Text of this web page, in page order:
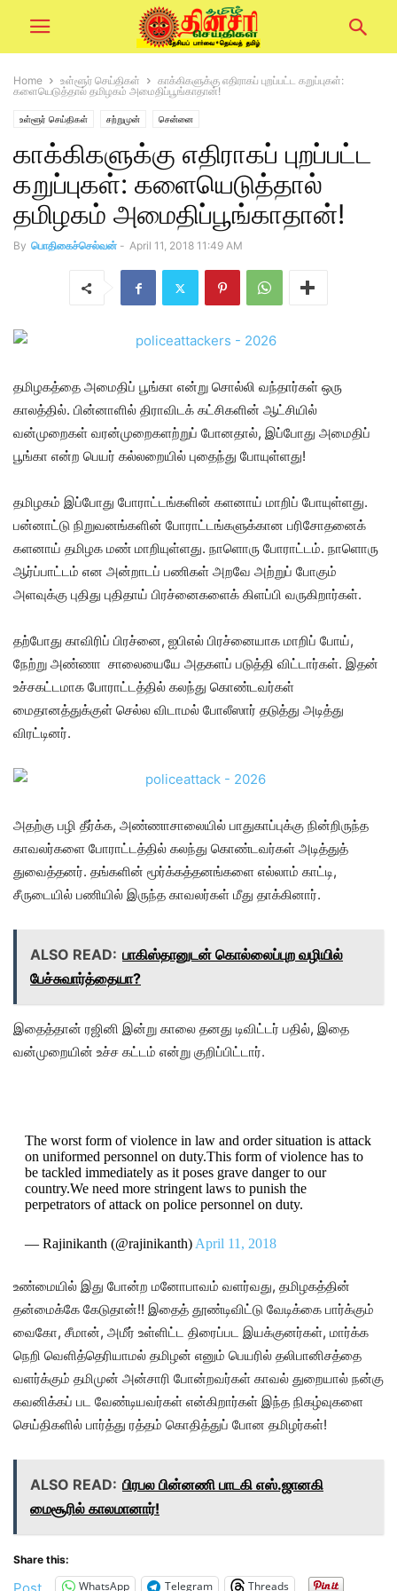
Home உள்ளூர் செய்திகள்
காக்கிகளுக்கு எதிராகப் புறப்பட்ட கறுப்புகள்:
களையெடுத்தால் தமிழகம் அமைதிப்பூங்காதான்!
உள்ளூர் செய்திகள் சற்றுமுன் சென்னை
காக்கிகளுக்கு எதிராகப் புறப்பட்ட
கறுப்புகள்: களையெடுத்தால்
தமிழகம் அமைதிப்பூங்காதான்!
By பொதிகைச்செல்வன் - April 11, 2018 11:49 AM
தமிழகத்தை அமைதிப் பூங்கா என்று சொல்லி வந்தார்கள் ஒரு
காலத்தில். பின்னாளில் திராவிடக் கட்சிகளின் ஆட்சியில்
வன்முறைகள் வரன்முறைகளற்றுப் போனதால், இப்போது அமைதிப்
பூங்கா என்ற பெயர் கல்லறையில் புதைந்து போயுள்ளது!
தமிழகம் இப்போது போராட்டங்களின் களனாய் மாறிப் போயுள்ளது.
பன்னாட்டு நிறுவனங்களின் போராட்டங்களுக்கான பரிசோதனைக்
களனாய் தமிழக மண் மாறியுள்ளது. நாளொரு போராட்டம். நாளொரு
ஆர்ப்பாட்டம் என அன்றாடப் பணிகள் அறவே அற்றுப் போகும்
அளவுக்கு புதிது புதிதாய் பிரச்னைகளைக் கிளப்பி வருகிறார்கள்.
தற்போது காவிரிப் பிரச்னை, ஐபிஎல் பிரச்னையாக மாறிப் போய்,
நேற்று அண்ணா சாலையையே அதகளப் படுத்தி விட்டார்கள். இதன்
உச்சகட்டமாக போராட்டத்தில் கலந்து கொண்டவர்கள்
மைதானத்துக்குள் செல்ல விடாமல் போலீஸார் தடுத்து அடித்து
விரட்டினர்.
அதற்கு பழி தீர்க்க, அண்ணாசாலையில் பாதுகாப்புக்கு நின்றிருந்த
காவலர்களை போராட்டத்தில் கலந்து கொண்டவர்கள் அடித்துத்
துவைத்தனர். தங்களின் மூர்க்கத்தனங்களை எல்லாம் காட்டி,
சீருடையில் பணியில் இருந்த காவலர்கள் மீது தாக்கினார்.
ALSO READ: பாகிஸ்தானுடன் கொல்லைப்புற வழியில்
பேச்சுவார்த்தையா?
இதைத்தான் ரஜினி இன்று காலை தனது டிவிட்டர் பதில், இதை
வன்முறையின் உச்ச கட்டம் என்று குறிப்பிட்டார்.
The worst form of violence in law and order situation is attack
on uniformed personnel on duty.This form of violence has to
be tackled immediately as it poses grave danger to our
country.We need more stringent laws to punish the
perpetrators of attack on police personnel on duty.
— Rajinikanth (@rajinikanth) April 11, 2018
உண்மையில் இது போன்ற மனோபாவம் வளர்வது, தமிழகத்தின்
தன்மைக்கே கேடுதான்!! இதைத் தூண்டிவிட்டு வேடிக்கை பார்க்கும்
வைகோ, சீமான், அமீர் உள்ளிட்ட திரைப்பட இயக்குனர்கள், மார்க்க
நெறி வெளித்தெரியாமல் தமிழன் எனும் பெயரில் தலிபானிசத்தை
வளர்க்கும் தமிமுன் அன்சாரி போன்றவர்கள் காவல் துறையால் நன்கு
கவனிக்கப் பட வேண்டியவர்கள் என்கிறார்கள் இந்த நிகழ்வுகளை
செய்திகளில் பார்த்து ரத்தம் கொதித்துப் போன தமிழர்கள்!
ALSO READ: பிரபல பின்னணி பாடகி எஸ்.ஜானகி
மைசூரில் காலமானார்!
Share this:
WhatsApp Telegram Threads